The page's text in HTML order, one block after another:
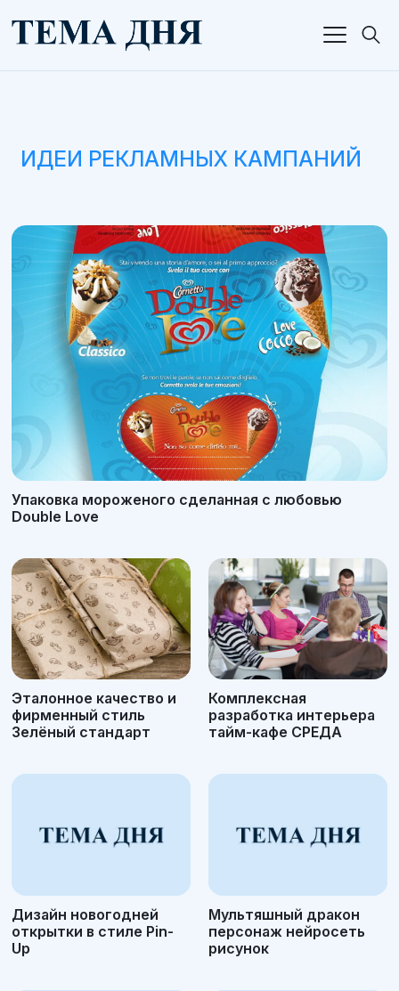
ИДЕИ РЕКЛАМНЫХ КАМПАНИЙ
Упаковка мороженого сделанная с любовью
Double Love
Эталонное качество и
фирменный стиль
Зелёный стандарт
Комплексная
разработка интерьера
тайм-кафе СРЕДА
Дизайн новогодней
открытки в стиле Pin-
Up
Мультяшный дракон
персонаж нейросеть
рисунок